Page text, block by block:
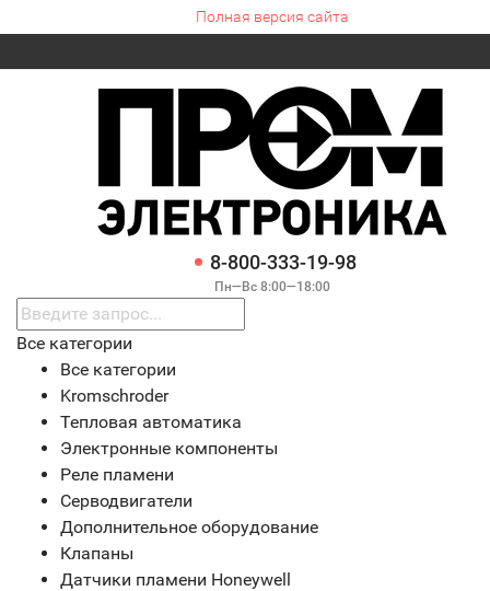
Полная версия сайта
8-800-333-19-98
Пн—Вс 8:00—18:00
Все категории
Все категории
Kromschroder
Тепловая автоматика
Электронные компоненты
Реле пламени
Серводвигатели
Дополнительное оборудование
Клапаны
Датчики пламени Honeywell